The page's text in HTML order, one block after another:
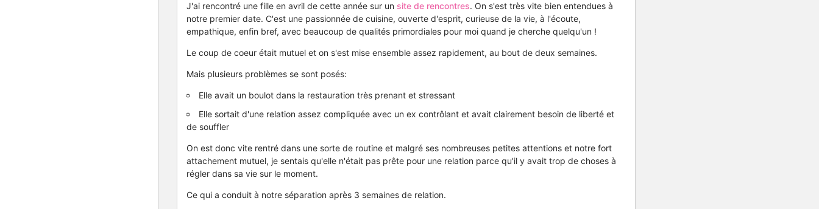
J'ai rencontré une fille en avril de cette année sur un site de rencontres. On s'est très vite bien entendues à
notre premier date. C'est une passionnée de cuisine, ouverte d'esprit, curieuse de la vie, à l'écoute,
empathique, enfin bref, avec beaucoup de qualités primordiales pour moi quand je cherche quelqu'un !
Le coup de coeur était mutuel et on s'est mise ensemble assez rapidement, au bout de deux semaines.
Mais plusieurs problèmes se sont posés:
Elle avait un boulot dans la restauration très prenant et stressant
Elle sortait d'une relation assez compliquée avec un ex contrôlant et avait clairement besoin de liberté et
de souffler
On est donc vite rentré dans une sorte de routine et malgré ses nombreuses petites attentions et notre fort
attachement mutuel, je sentais qu'elle n'était pas prête pour une relation parce qu'il y avait trop de choses à
régler dans sa vie sur le moment.
Ce qui a conduit à notre séparation après 3 semaines de relation.